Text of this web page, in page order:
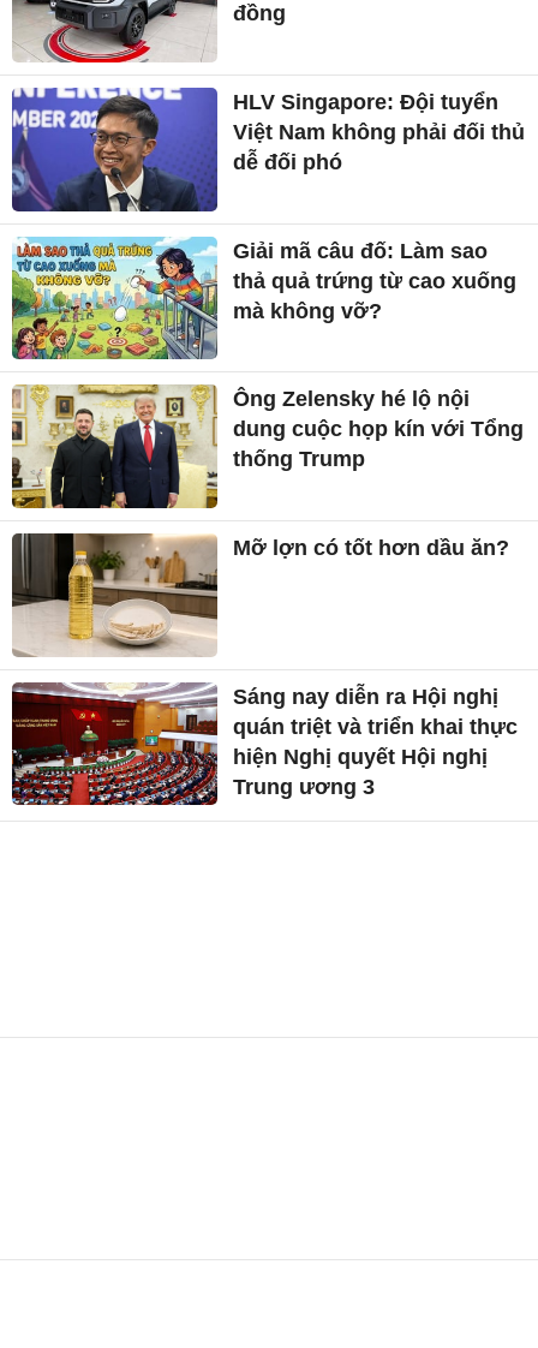
đồng
HLV Singapore: Đội tuyển
Việt Nam không phải đối thủ
dễ đối phó
Giải mã câu đố: Làm sao
thả quả trứng từ cao xuống
mà không vỡ?
Ông Zelensky hé lộ nội
dung cuộc họp kín với Tổng
thống Trump
Mỡ lợn có tốt hơn dầu ăn?
Sáng nay diễn ra Hội nghị
quán triệt và triển khai thực
hiện Nghị quyết Hội nghị
Trung ương 3